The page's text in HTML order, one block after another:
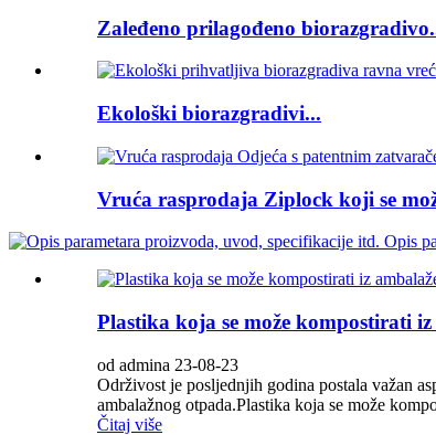
Zaleđeno prilagođeno
Ekološki biorazgradivi...
Vruća rasprodaja Ziplock koji se
Plastika koja se može kompostirati
od admina 23-08-23
Održivost je posljednjih godina postala važan
ambalažnog otpada.Plastika koja se može
Čitaj više